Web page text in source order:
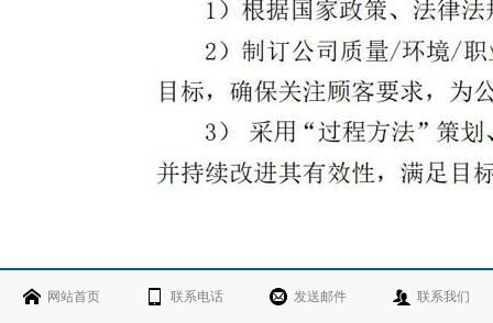
网站首页 联系电话 发送邮件 联系我们